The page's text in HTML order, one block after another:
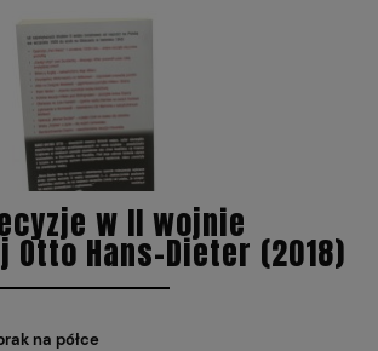
w II wojnie
Hans-Dieter (2018)
na półce